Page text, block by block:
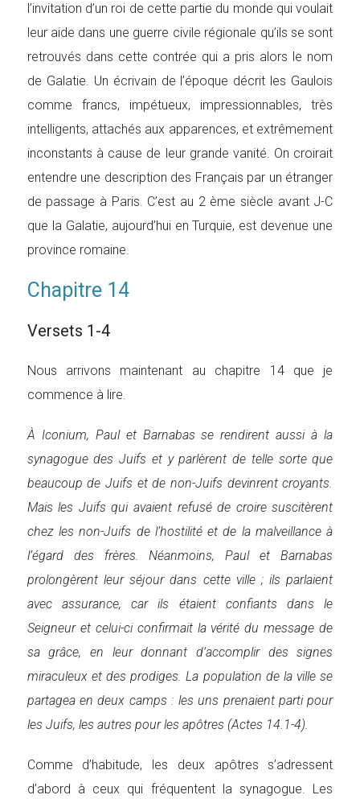
l’invitation d’un roi de cette partie du monde qui voulait
leur aide dans une guerre civile régionale qu’ils se sont
retrouvés dans cette contrée qui a pris alors le nom
de Galatie. Un écrivain de l’époque décrit les Gaulois
comme francs, impétueux, impressionnables, très
intelligents, attachés aux apparences, et extrêmement
inconstants à cause de leur grande vanité. On croirait
entendre une description des Français par un étranger
de passage à Paris. C’est au 2 ème siècle avant J-C
que la Galatie, aujourd’hui en Turquie, est devenue une
province romaine.
Chapitre 14
Versets 1-4
Nous arrivons maintenant au chapitre 14 que je
commence à lire.
À Iconium, Paul et Barnabas se rendirent aussi à la
synagogue des Juifs et y parlèrent de telle sorte que
beaucoup de Juifs et de non-Juifs devinrent croyants.
Mais les Juifs qui avaient refusé de croire suscitèrent
chez les non-Juifs de l’hostilité et de la malveillance à
l’égard des frères. Néanmoins, Paul et Barnabas
prolongèrent leur séjour dans cette ville ; ils parlaient
avec assurance, car ils étaient confiants dans le
Seigneur et celui-ci confirmait la vérité du message de
sa grâce, en leur donnant d’accomplir des signes
miraculeux et des prodiges. La population de la ville se
partagea en deux camps : les uns prenaient parti pour
les Juifs, les autres pour les apôtres (Actes 14.1-4).
Comme d’habitude, les deux apôtres s’adressent
d’abord à ceux qui fréquentent la synagogue. Les